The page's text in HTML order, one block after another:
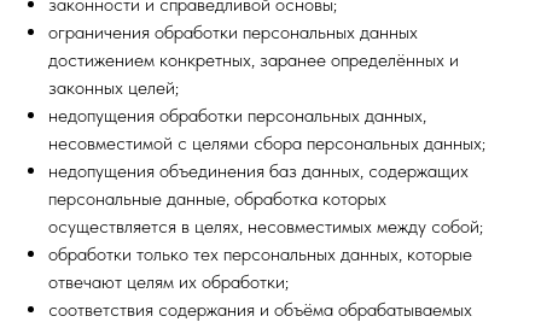
ограничения обработки персональных данных
достижением конкретных, заранее определённых и
законных целей;
недопущения обработки персональных данных,
несовместимой с целями сбора персональных данных;
недопущения объединения баз данных, содержащих
персональные данные, обработка которых
осуществляется в целях, несовместимых между собой;
обработки только тех персональных данных, которые
отвечают целям их обработки;
соответствия содержания и объёма обрабатываемых